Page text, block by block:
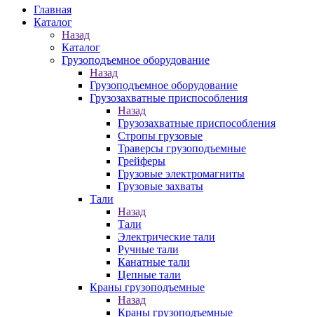
Главная
Каталог
Назад
Каталог
Грузоподъемное оборудование
Назад
Грузоподъемное оборудование
Грузозахватные приспособления
Назад
Грузозахватные приспособления
Стропы грузовые
Траверсы грузоподъемные
Грейферы
Грузовые электромагниты
Грузовые захваты
Тали
Назад
Тали
Электрические тали
Ручные тали
Канатные тали
Цепные тали
Краны грузоподъемные
Назад
Краны грузоподъемные